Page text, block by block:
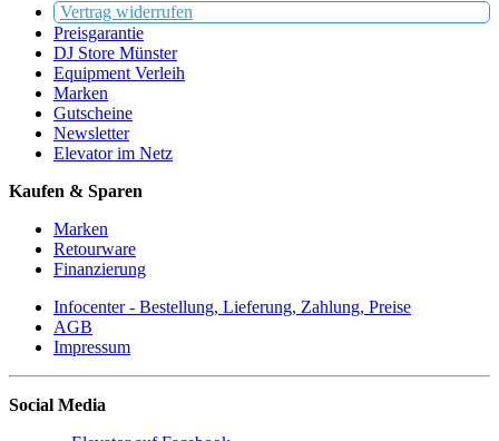
Vertrag widerrufen
Preisgarantie
DJ Store Münster
Equipment Verleih
Marken
Gutscheine
Newsletter
Elevator im Netz
Kaufen & Sparen
Marken
Retourware
Finanzierung
Infocenter - Bestellung, Lieferung, Zahlung, Preise
AGB
Impressum
Social Media